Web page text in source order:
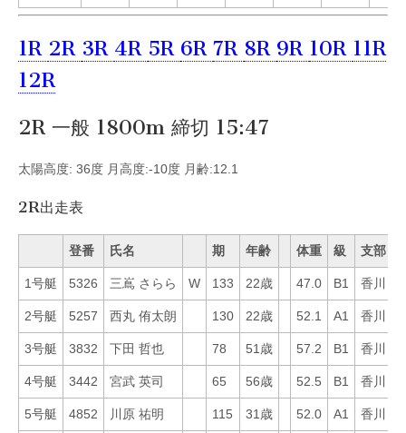
1R 2R 3R 4R 5R 6R 7R 8R 9R 10R 11R
12R
2R 一般 1800m 締切 15:47
太陽高度: 36度 月高度:-10度 月齢:12.1
2R出走表
登番 氏名 期 年齢 体重 級 支部
1号艇 5326 三嶌 さらら W 133 22歳 47.0 B1 香川
2号艇 5257 西丸 侑太朗 130 22歳 52.1 A1 香川
3号艇 3832 下田 哲也 78 51歳 57.2 B1 香川
4号艇 3442 宮武 英司 65 56歳 52.5 B1 香川
5号艇 4852 川原 祐明 115 31歳 52.0 A1 香川